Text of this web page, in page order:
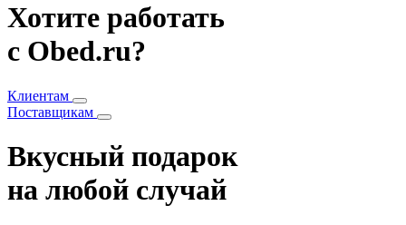
Хотите работать
с Obed.ru?
Клиентам
Поставщикам
Вкусный подарок
на любой случай